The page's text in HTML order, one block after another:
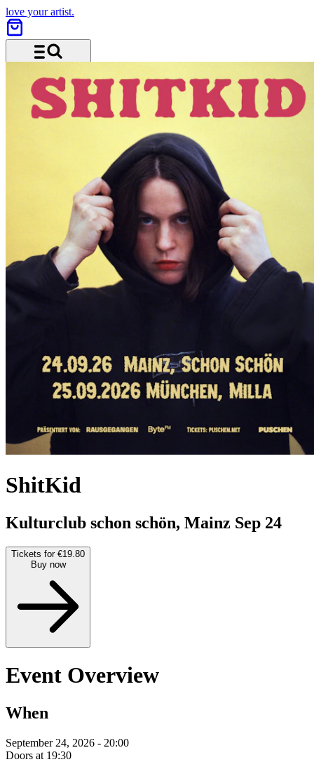
love your artist.
ShitKid
Kulturclub schon schön, Mainz Sep 24
Tickets for €19.80
Buy now
Event Overview
When
September 24, 2026 - 20:00
Doors at 19:30